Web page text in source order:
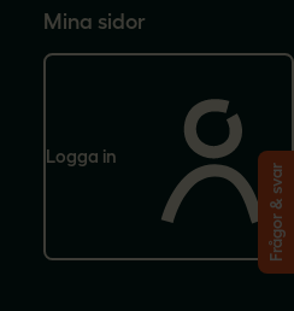
Mina sidor
Logga in
Frågor & svar